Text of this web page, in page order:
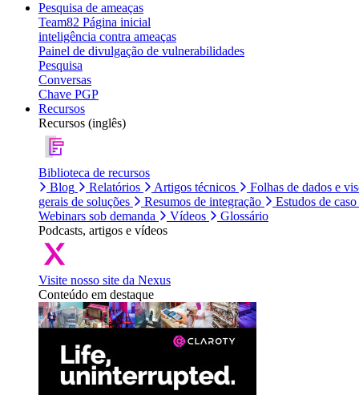
Pesquisa de ameaças
Team82 Página inicial
inteligência contra ameaças
Painel de divulgação de vulnerabilidades
Pesquisa
Conversas
Chave PGP
Recursos
Recursos (inglês)
Biblioteca de recursos
Blog
Relatórios Artigos técnicos
Folhas de dados e
gerais de soluções
Resumos de integração
Estudos de caso
Webinars sob demanda
Vídeos
Glossário
Podcasts, artigos e vídeos
Visite nosso site da Nexus
Conteúdo em destaque